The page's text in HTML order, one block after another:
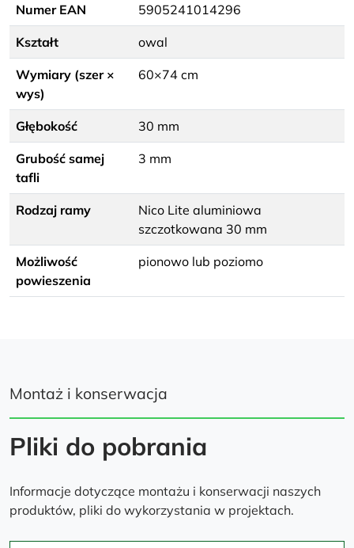
Numer EAN 5905241014296
Kształt owal
Wymiary (szer ×
wys)
60×74 cm
Głębokość 30 mm
Grubość samej
tafli
3 mm
Rodzaj ramy
Nico Lite aluminiowa
szczotkowana 30 mm
Możliwość
powieszenia
pionowo lub poziomo
Montaż i konserwacja
Pliki do pobrania
Informacje dotyczące montażu i konserwacji naszych
produktów, pliki do wykorzystania w projektach.